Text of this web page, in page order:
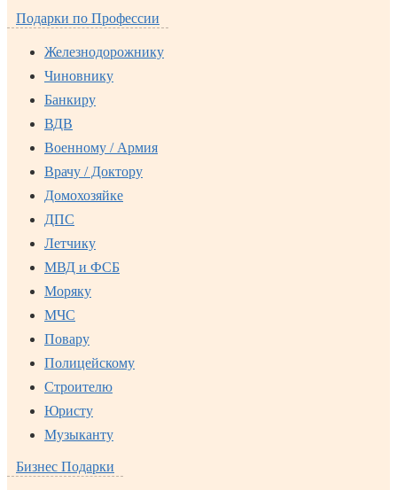
Подарки по Профессии
Железнодорожнику
Чиновнику
Банкиру
ВДВ
Военному / Армия
Врачу / Доктору
Домохозяйке
ДПС
Летчику
МВД и ФСБ
Моряку
МЧС
Повару
Полицейскому
Строителю
Юристу
Музыканту
Бизнес Подарки